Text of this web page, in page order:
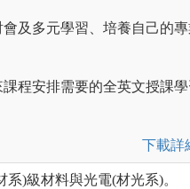
及多元學習、培養自己的
程安排需要的全英文授課學
下載詳
)級材料與光電(材光系)。